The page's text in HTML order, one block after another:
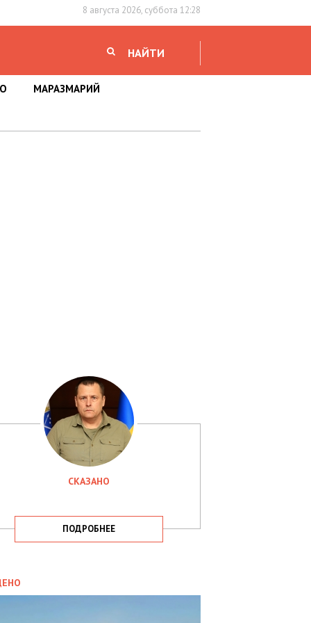
8 августа 2026, суббота 12:28
НАЙТИ
МАРАЗМАРИЙ
СКАЗАНО
ПОДРОБНЕЕ